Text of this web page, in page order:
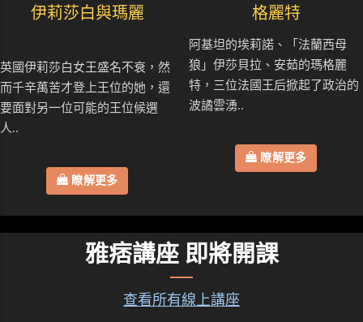
伊莉莎白與瑪麗
英國伊莉莎白女王盛名不衰，然
而千辛萬苦才登上王位的她，還
要面對另一位可能的王位候選
人..
瞭解更多
格麗特
阿基坦的埃莉諾、「法蘭西母
狼」伊莎貝拉、安茹的瑪格麗
特，三位法國王后掀起了政治的
波譎雲湧..
瞭解更多
雅痞講座 即將開課
查看所有線上講座